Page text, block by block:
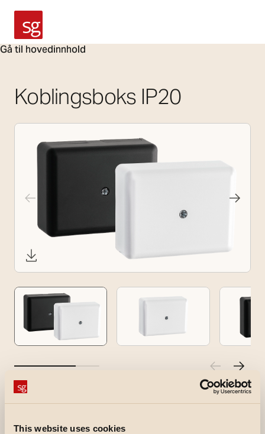
This website uses cookies
Gå til hovedinnhold
SG Armaturen
Koblingsboks IP20
Koblingsboks IP20
Koblingsboks påvegg IP20.